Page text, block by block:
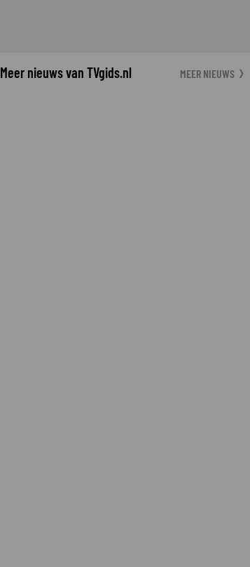
Meer nieuws van TVgids.nl MEER NIEUWS